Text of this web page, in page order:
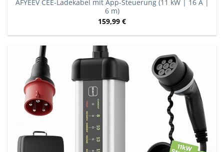
AFYEEV CEE-Ladekabel mit App-Steuerung (11 kW | 16 A |
6 m)
159,99 €